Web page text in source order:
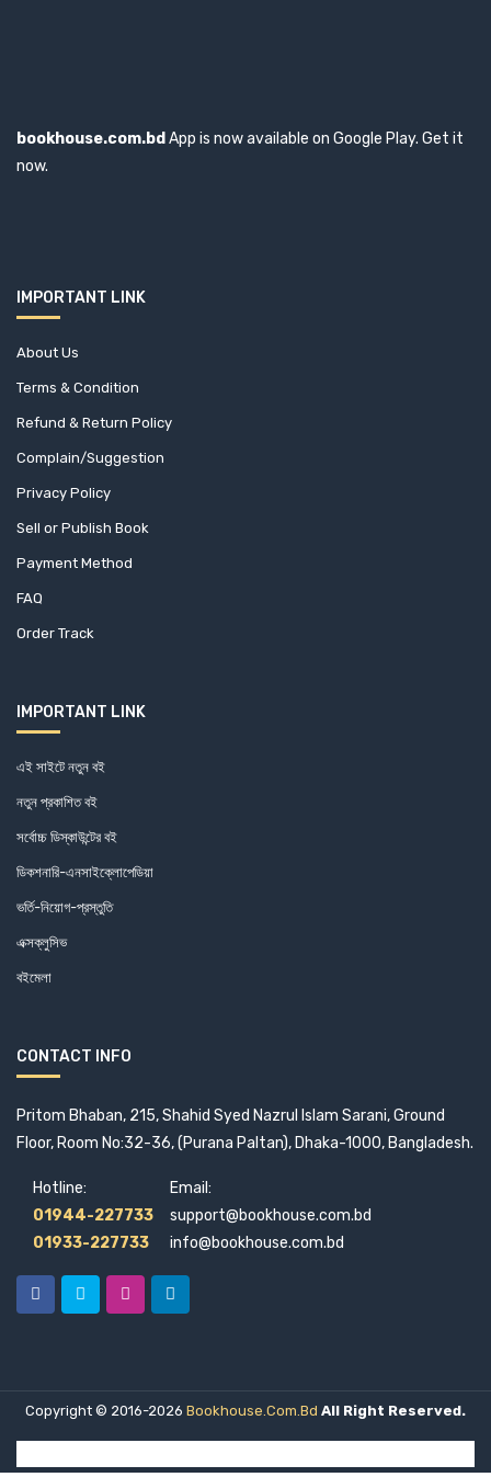
bookhouse.com.bdApp is now available on Google Play. Get it
now.
IMPORTANT LINK
About Us
Terms & Condition
Refund & Return Policy
Complain/Suggestion
Privacy Policy
Sell or Publish Book
Payment Method
FAQ
Order Track
IMPORTANT LINK
এই সাইটে নতুন বই
নতুন প্রকাশিত বই
সর্বোচ্চ ডিস্কাউন্টের বই
ডিকশনারি-এনসাইক্লোপেডিয়া
ভর্তি-নিয়োগ-প্রস্তুতি
এক্সক্লুসিভ
বইমেলা
CONTACT INFO
Pritom Bhaban, 215, Shahid Syed Nazrul Islam Sarani, Ground
Floor, Room No:32-36, (Purana Paltan), Dhaka-1000, Bangladesh.
Hotline:
01944-227733
01933-227733
Email:
support@bookhouse.com.bd
info@bookhouse.com.bd
Copyright © 2016-2026 Bookhouse.com.bd All Right Reserved.